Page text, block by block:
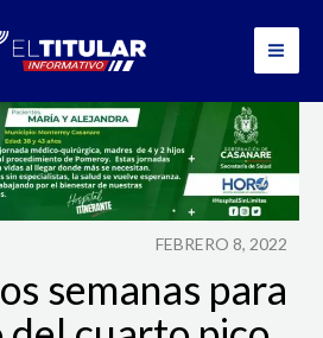
FEBRERO 8, 2022
semanas para